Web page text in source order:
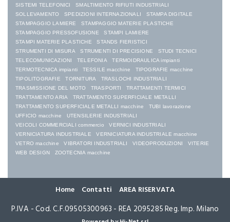
SISTEMI TELEFONICI
SMALTIMENTO RIFIUTI INDUSTRIALI
SOLLEVAMENTO
SPEDIZIONI INTERNAZIONALI
STAMPA DIGITALE
STAMPAGGIO LAMIERE
STAMPAGGIO MATERIE PLASTICHE
STAMPAGGIO PRESSOFUSIONE
STAMPI LAMIERE
STAMPI MATERIE PLASTICHE
STANDS FIERISTICI
STRUMENTI DI MISURA
STRUMENTI DI PRECISIONE
STUDI TECNICI
TELECOMUNICAZIONI
TELEFONIA
TERMOIDRAULICA impianti
TERMOTECNICA impianti
TESSILE macchine
TIPOGRAFIE macchine
TIPOLITOGRAFIE
TORNITURA
TRASLOCHI INDUSTRIALI
TRASMISSIONE DEL MOTO
TRASPORTI
TRATTAMENTI TERMICI
TRATTAMENTO ARIA
TRATTAMENTO SUPERFICIALE METALLI
TRATTAMENTO SUPERFICIALE METALLI macchine
TUBI lavorazione
UFFICIO macchine
UTENSILERIE INDUSTRIALI
VEICOLI COMMERCIALI commercio
VERNICI INDUSTRIALI
VERNICIATURA INDUSTRIALE
VERNICIATURA INDUSTRIALE macchine
VETRO macchine
VIBRATORI INDUSTRIALI VIDEOPRODUZIONI
VITERIE
WEB DESIGN
ZOOTECNIA macchine
P.IVA - Cod. C.F.09505300963 - REA 2095285 Reg. Imp. Milano
Home Contatti AREA RISERVATA